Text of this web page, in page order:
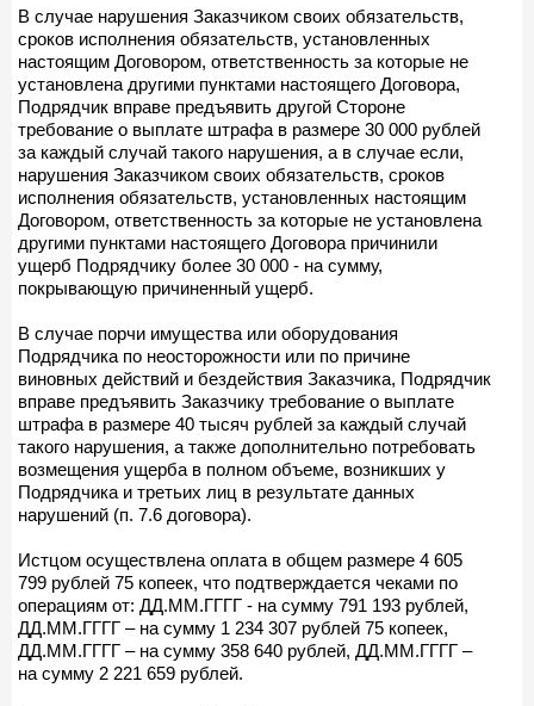
В случае нарушения Заказчиком своих обязательств,
сроков исполнения обязательств, установленных
настоящим Договором, ответственность за которые не
установлена другими пунктами настоящего Договора,
Подрядчик вправе предъявить другой Стороне
требование о выплате штрафа в размере 30 000 рублей
за каждый случай такого нарушения, а в случае если,
нарушения Заказчиком своих обязательств, сроков
исполнения обязательств, установленных настоящим
Договором, ответственность за которые не установлена
другими пунктами настоящего Договора причинили
ущерб Подрядчику более 30 000 - на сумму,
покрывающую причиненный ущерб.
В случае порчи имущества или оборудования
Подрядчика по неосторожности или по причине
виновных действий и бездействия Заказчика, Подрядчик
вправе предъявить Заказчику требование о выплате
штрафа в размере 40 тысяч рублей за каждый случай
такого нарушения, а также дополнительно потребовать
возмещения ущерба в полном объеме, возникших у
Подрядчика и третьих лиц в результате данных
нарушений (п. 7.6 договора).
Истцом осуществлена оплата в общем размере 4 605
799 рублей 75 копеек, что подтверждается чеками по
операциям от: ДД.ММ.ГГГГ - на сумму 791 193 рублей,
ДД.ММ.ГГГГ – на сумму 1 234 307 рублей 75 копеек,
ДД.ММ.ГГГГ – на сумму 358 640 рублей, ДД.ММ.ГГГГ –
на сумму 2 221 659 рублей.